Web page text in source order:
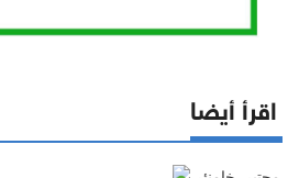
اقرأ أيضا